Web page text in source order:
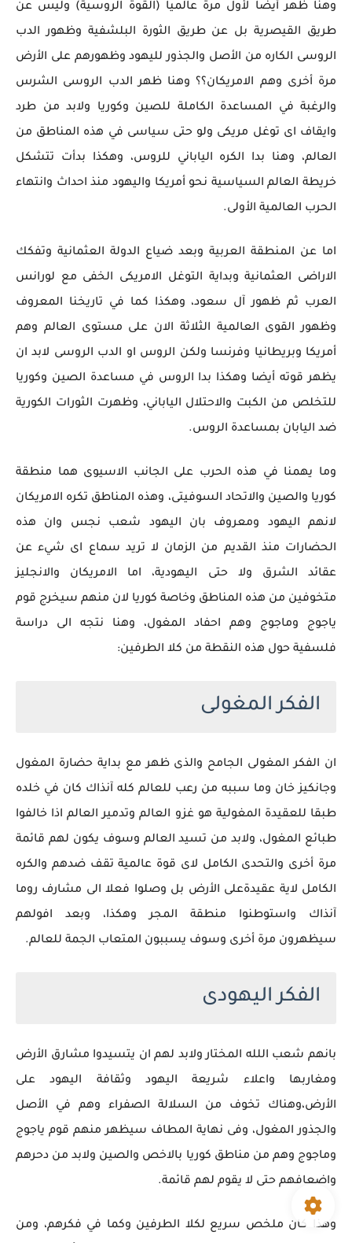
وهنا ظهر أيضا لأول مرة عالميا (القوة الروسية) وليس عن
طريق القيصرية بل عن طريق الثورة البلشفية وظهور الدب
الروسى الكاره من الأصل والجذور لليهود وظهورهم على الأرض
مرة أخرى وهم الامريكان؟؟ وهنا ظهر الدب الروسى الشرس
والرغبة في المساعدة الكاملة للصين وكوريا ولابد من طرد
وايقاف اى توغل مريكى ولو حتى سياسى في هذه المناطق من
العالم، وهنا بدا الكره الياباني للروس، وهكذا بدأت تتشكل
خريطة العالم السياسية نحو أمريكا واليهود منذ احداث وانتهاء
الحرب العالمية الأولى.
اما عن المنطقة العربية وبعد ضياع الدولة العثمانية وتفكك
الاراضى العثمانية وبداية التوغل الامريكى الخفى مع لورانس
العرب ثم ظهور آل سعود، وهكذا كما في تاريخنا المعروف
وظهور القوى العالمية الثلاثة الان على مستوى العالم وهم
أمريكا وبريطانيا وفرنسا ولكن الروس او الدب الروسى لابد ان
يظهر قوته أيضا وهكذا بدا الروس في مساعدة الصين وكوريا
للتخلص من الكبت والاحتلال الياباني، وظهرت الثورات الكورية
ضد اليابان بمساعدة الروس.
وما يهمنا في هذه الحرب على الجانب الاسيوى هما منطقة
كوريا والصين والاتحاد السوفيتى، وهذه المناطق تكره الامريكان
لانهم اليهود ومعروف بان اليهود شعب نجس وان هذه
الحضارات منذ القديم من الزمان لا تريد سماع اى شيء عن
عقائد الشرق ولا حتى اليهودية، اما الامريكان والانجليز
متخوفين من هذه المناطق وخاصة كوريا لان منهم سيخرج قوم
ياجوج وماجوج وهم احفاد المغول، وهنا نتجه الى دراسة
فلسفية حول هذه النقطة من كلا الطرفين:
الفكر المغولى
ان الفكر المغولى الجامح والذى ظهر مع بداية حضارة المغول
وجانكيز خان وما سببه من رعب للعالم كله آنذاك كان في خلده
طبقا للعقيدة المغولية هو غزو العالم وتدمير العالم اذا خالفوا
طبائع المغول، ولابد من تسيد العالم وسوف يكون لهم قائمة
مرة أخرى والتحدى الكامل لاى قوة عالمية تقف ضدهم والكره
الكامل لاية عقيدةعلى الأرض بل وصلوا فعلا الى مشارف روما
آنذاك واستوطنوا منطقة المجر وهكذا، وبعد افولهم
سيظهرون مرة أخرى وسوف يسببون المتعاب الجمة للعالم.
الفكر اليهودى
بانهم شعب اللله المختار ولابد لهم ان يتسيدوا مشارق الأرض
ومغاربها واعلاء شريعة اليهود وثقافة اليهود على
الأرض،وهناك تخوف من السلالة الصفراء وهم في الأصل
والجذور المغول، وفى نهاية المطاف سيظهر منهم قوم ياجوج
وماجوج وهم من مناطق كوريا بالاخص والصين ولابد من دحرهم
واضعافهم حتى لا يقوم لهم قائمة.
وهذا كان ملخص سريع لكلا الطرفين وكما في فكرهم، ومن